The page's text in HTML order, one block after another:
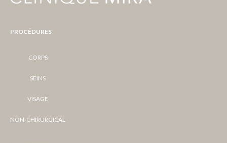
PROCÉDURES
CORPS
SEINS
VISAGE
NON-CHIRURGICAL